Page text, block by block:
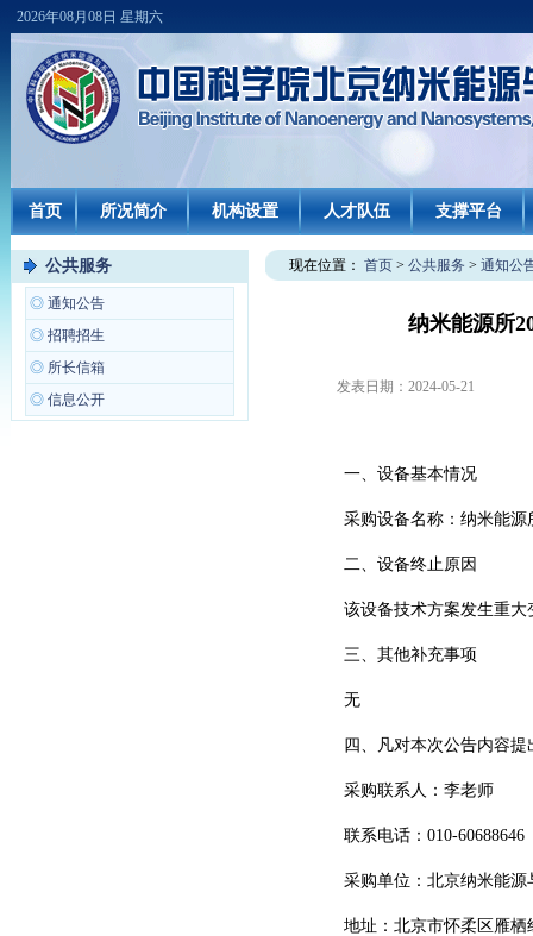
2026年08月08日 星期六
首页 所况简介 机构设置 人才队伍 支撑平台
公共服务
◎ 通知公告
◎ 招聘招生
◎ 所长信箱
◎ 信息公开
现在位置： 首页> 公共服务 > 通知公
纳米能源所
发表日期： 2024-05-21
一、设备基本情况
采购设备名称：纳米能源
二、设备终止原因
该设备技术方案发生重
三、其他补充事项
无
四、凡对本次公告内容
采购联系人：李老师
联系电话： 010-60688646
采购单位：北京纳米能
地址：北京市怀柔区雁